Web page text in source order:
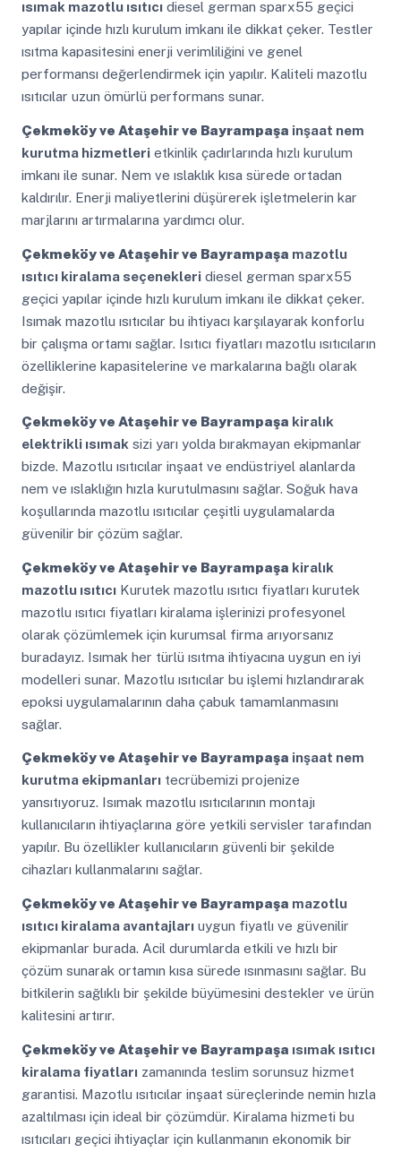
ısımak mazotlu ısıtıcıdiesel german sparx55 geçici
yapılar içinde hızlı kurulum imkanı ile dikkat çeker. Testler
ısıtma kapasitesini enerji verimliliğini ve genel
performansı değerlendirmek için yapılır. Kaliteli mazotlu
ısıtıcılar uzun ömürlü performans sunar.
Çekmeköy ve Ataşehir ve Bayrampaşa inşaat nem
kurutma hizmetlerietkinlik çadırlarında hızlı kurulum
imkanı ile sunar. Nem ve ıslaklık kısa sürede ortadan
kaldırılır. Enerji maliyetlerini düşürerek işletmelerin kar
marjlarını artırmalarına yardımcı olur.
Çekmeköy ve Ataşehir ve Bayrampaşa mazotlu
ısıtıcı kiralama seçenekleridiesel german sparx55
geçici yapılar içinde hızlı kurulum imkanı ile dikkat çeker.
Isımak mazotlu ısıtıcılar bu ihtiyacı karşılayarak konforlu
bir çalışma ortamı sağlar. Isıtıcı fiyatları mazotlu ısıtıcıların
özelliklerine kapasitelerine ve markalarına bağlı olarak
değişir.
Çekmeköy ve Ataşehir ve Bayrampaşa kiralık
elektrikli ısımak sizi yarı yolda bırakmayan ekipmanlar
bizde. Mazotlu ısıtıcılar inşaat ve endüstriyel alanlarda
nem ve ıslaklığın hızla kurutulmasını sağlar. Soğuk hava
koşullarında mazotlu ısıtıcılar çeşitli uygulamalarda
güvenilir bir çözüm sağlar.
Çekmeköy ve Ataşehir ve Bayrampaşa kiralık
mazotlu ısıtıcıKurutek mazotlu ısıtıcı fiyatları kurutek
mazotlu ısıtıcı fiyatları kiralama işlerinizi profesyonel
olarak çözümlemek için kurumsal firma arıyorsanız
buradayız. Isımak her türlü ısıtma ihtiyacına uygun en iyi
modelleri sunar. Mazotlu ısıtıcılar bu işlemi hızlandırarak
epoksi uygulamalarının daha çabuk tamamlanmasını
sağlar.
Çekmeköy ve Ataşehir ve Bayrampaşa inşaat nem
kurutma ekipmanlarıtecrübemizi projenize
yansıtıyoruz. Isımak mazotlu ısıtıcılarının montajı
kullanıcıların ihtiyaçlarına göre yetkili servisler tarafından
yapılır. Bu özellikler kullanıcıların güvenli bir şekilde
cihazları kullanmalarını sağlar.
Çekmeköy ve Ataşehir ve Bayrampaşa mazotlu
ısıtıcı kiralama avantajlarıuygun fiyatlı ve güvenilir
ekipmanlar burada. Acil durumlarda etkili ve hızlı bir
çözüm sunarak ortamın kısa sürede ısınmasını sağlar. Bu
bitkilerin sağlıklı bir şekilde büyümesini destekler ve ürün
kalitesini artırır.
Çekmeköy ve Ataşehir ve Bayrampaşa ısımak ısıtıcı
kiralama fiyatlarızamanında teslim sorunsuz hizmet
garantisi. Mazotlu ısıtıcılar inşaat süreçlerinde nemin hızla
azaltılması için ideal bir çözümdür. Kiralama hizmeti bu
ısıtıcıları geçici ihtiyaçlar için kullanmanın ekonomik bir